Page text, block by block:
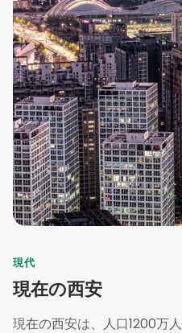
現代
現在の西安
現在の西安は、人口1200万